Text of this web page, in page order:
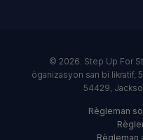
Kontakte
© 2026. Step Up For
òganizasyon san bi likratif,
54429,
Règleman
Règleman